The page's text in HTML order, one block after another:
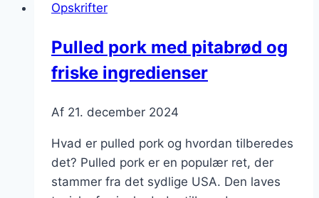
Opskrifter
Pulled pork med pitabrød og
friske ingredienser
Af 21. december 2024
Hvad er pulled pork og hvordan tilberedes
det? Pulled pork er en populær ret, der
stammer fra det sydlige USA. Den laves